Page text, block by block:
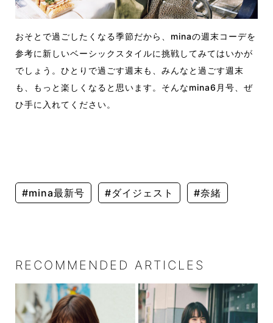
おそとで過ごしたくなる季節だから、minaの週末コーデを
参考に新しいベーシックスタイルに挑戦してみてはいかが
でしょう。ひとりで過ごす週末も、みんなと過ごす週末
も、もっと楽しくなると思います。そんなmina6月号、ぜ
ひ手に入れてください。
#mina最新号 #ダイジェスト #奈緒
RECOMMENDED ARTICLES